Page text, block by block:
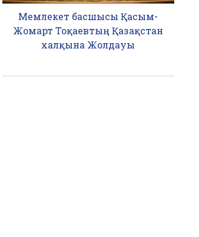
Мемлекет басшысы Қасым-
Жомарт Тоқаевтың Қазақстан
халқына Жолдауы